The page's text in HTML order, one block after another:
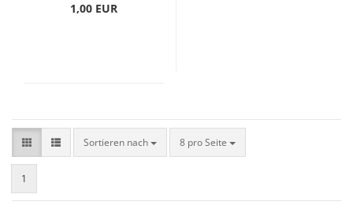
1,00 EUR
Sortieren nach 8 pro Seite
1